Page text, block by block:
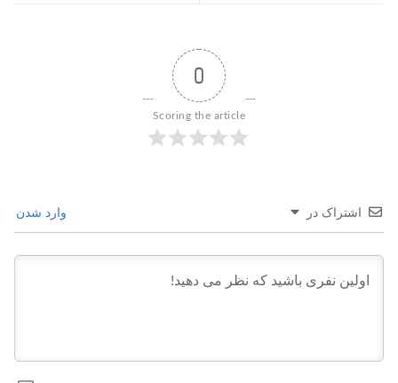
0
Scoring the article
اشتراک در وارد شدن